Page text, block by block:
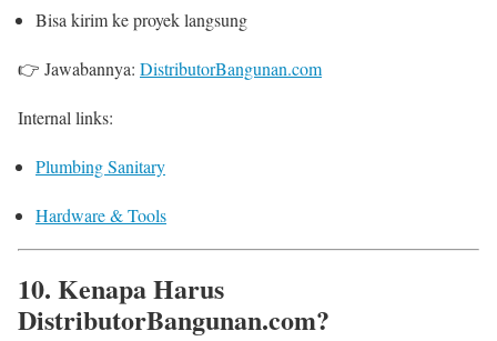
Bisa kirim ke proyek langsung
👉 Jawabannya: DistributorBangunan.com
Internal links:
Plumbing Sanitary
Hardware & Tools
10. Kenapa Harus
DistributorBangunan.com?